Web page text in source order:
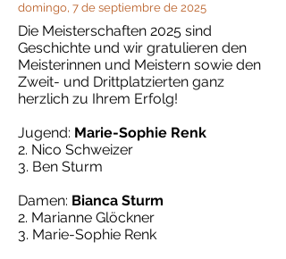
domingo, 7 de septiembre de 2025
Die Meisterschaften 2025 sind
Geschichte und wir gratulieren den
Meisterinnen und Meistern sowie den
Zweit- und Drittplatzierten ganz
herzlich zu Ihrem Erfolg!
Jugend: Marie-Sophie Renk
2. Nico Schweizer
3. Ben Sturm
Damen: Bianca Sturm
2. Marianne Glöckner
3. Marie-Sophie Renk